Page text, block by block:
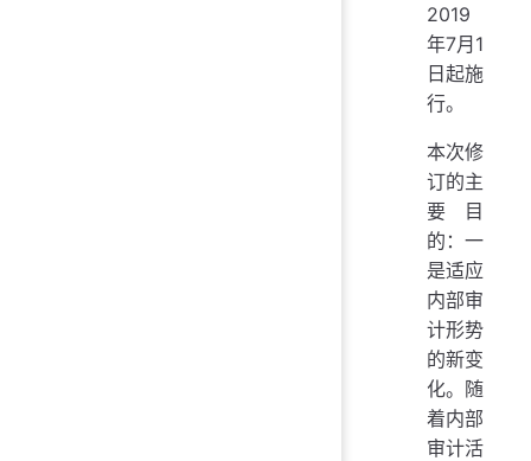
2019
年7月1
日起施
行。
本次修
订的主
要目
的：一
是适应
内部审
计形势
的新变
化。随
着内部
审计活